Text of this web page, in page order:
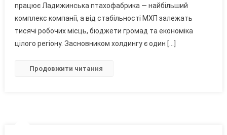
Красивий
Піар
Найбільшого
працює Ладижинська птахофабрика — найбільший
комплекс компанії, а від стабільності МХП залежать
тисячі робочих місць, бюджети громад та економіка
цілого регіону. Засновником холдингу є один […]
Продовжити читання